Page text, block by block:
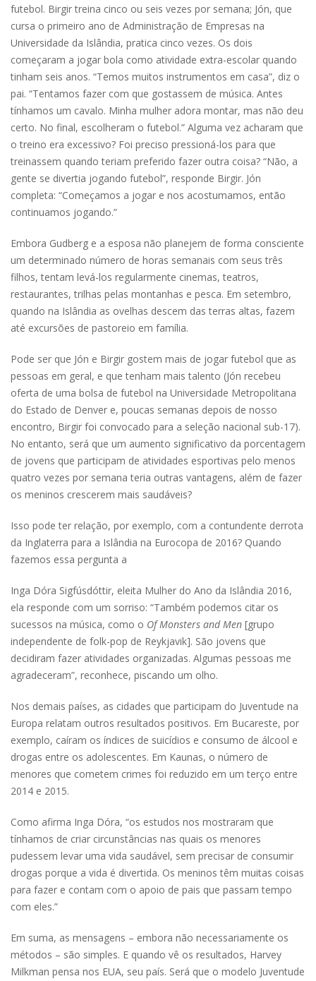
futebol. Birgir treina cinco ou seis vezes por semana; Jón, que
cursa o primeiro ano de Administração de Empresas na
Universidade da Islândia, pratica cinco vezes. Os dois
começaram a jogar bola como atividade extra-escolar quando
tinham seis anos. “Temos muitos instrumentos em casa”, diz o
pai. “Tentamos fazer com que gostassem de música. Antes
tínhamos um cavalo. Minha mulher adora montar, mas não deu
certo. No final, escolheram o futebol.” Alguma vez acharam que
o treino era excessivo? Foi preciso pressioná-los para que
treinassem quando teriam preferido fazer outra coisa? “Não, a
gente se divertia jogando futebol”, responde Birgir. Jón
completa: “Começamos a jogar e nos acostumamos, então
continuamos jogando.”
Embora Gudberg e a esposa não planejem de forma consciente
um determinado número de horas semanais com seus três
filhos, tentam levá-los regularmente cinemas, teatros,
restaurantes, trilhas pelas montanhas e pesca. Em setembro,
quando na Islândia as ovelhas descem das terras altas, fazem
até excursões de pastoreio em família.
Pode ser que Jón e Birgir gostem mais de jogar futebol que as
pessoas em geral, e que tenham mais talento (Jón recebeu
oferta de uma bolsa de futebol na Universidade Metropolitana
do Estado de Denver e, poucas semanas depois de nosso
encontro, Birgir foi convocado para a seleção nacional sub-17).
No entanto, será que um aumento significativo da porcentagem
de jovens que participam de atividades esportivas pelo menos
quatro vezes por semana teria outras vantagens, além de fazer
os meninos crescerem mais saudáveis?
Isso pode ter relação, por exemplo, com a contundente derrota
da Inglaterra para a Islândia na Eurocopa de 2016? Quando
fazemos essa pergunta a
Inga Dóra Sigfúsdóttir, eleita Mulher do Ano da Islândia 2016,
ela responde com um sorriso: “Também podemos citar os
sucessos na música, como o Of Monsters and Men [grupo
independente de folk-pop de Reykjavik]. São jovens que
decidiram fazer atividades organizadas. Algumas pessoas me
agradeceram”, reconhece, piscando um olho.
Nos demais países, as cidades que participam do Juventude na
Europa relatam outros resultados positivos. Em Bucareste, por
exemplo, caíram os índices de suicídios e consumo de álcool e
drogas entre os adolescentes. Em Kaunas, o número de
menores que cometem crimes foi reduzido em um terço entre
2014 e 2015.
Como afirma Inga Dóra, “os estudos nos mostraram que
tínhamos de criar circunstâncias nas quais os menores
pudessem levar uma vida saudável, sem precisar de consumir
drogas porque a vida é divertida. Os meninos têm muitas coisas
para fazer e contam com o apoio de pais que passam tempo
com eles.”
Em suma, as mensagens – embora não necessariamente os
métodos – são simples. E quando vê os resultados, Harvey
Milkman pensa nos EUA, seu país. Será que o modelo Juventude